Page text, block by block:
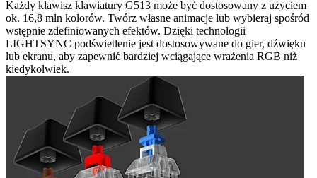
Każdy klawisz klawiatury G513 może być dostosowany z użyciem
ok. 16,8 mln kolorów. Twórz własne animacje lub wybieraj spośród
wstępnie zdefiniowanych efektów. Dzięki technologii
LIGHTSYNC podświetlenie jest dostosowywane do gier, dźwięku
lub ekranu, aby zapewnić bardziej wciągające wrażenia RGB niż
kiedykolwiek.